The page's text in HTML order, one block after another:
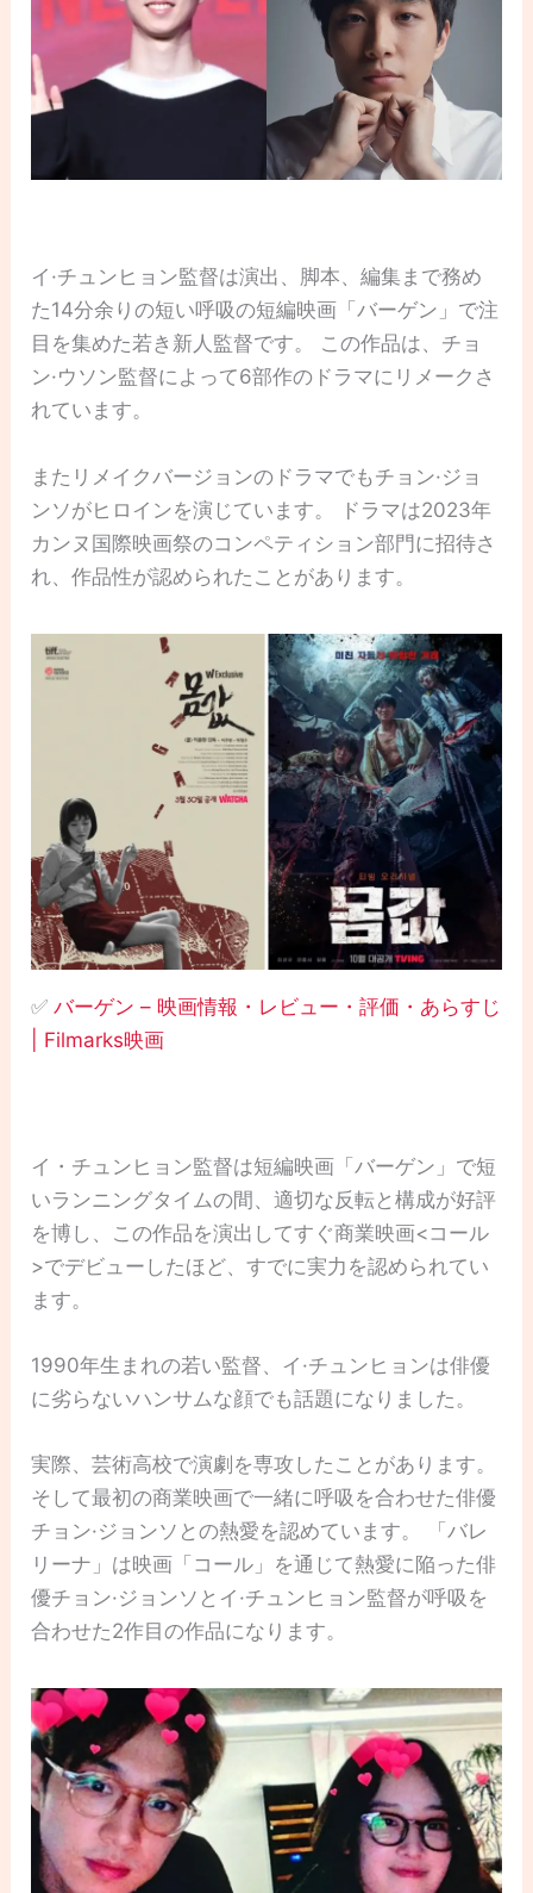
イ·チュンヒョン監督は演出、脚本、編集まで務め
た14分余りの短い呼吸の短編映画「バーゲン」で注
目を集めた若き新人監督です。 この作品は、チョ
ン·ウソン監督によって6部作のドラマにリメークさ
れています。
またリメイクバージョンのドラマでもチョン·ジョ
ンソがヒロインを演じています。 ドラマは2023年
カンヌ国際映画祭のコンペティション部門に招待さ
れ、作品性が認められたことがあります。
✅バーゲン – 映画情報・レビュー・評価・あらすじ
| Filmarks映画
イ・チュンヒョン監督は短編映画「バーゲン」で短
いランニングタイムの間、適切な反転と構成が好評
を博し、この作品を演出してすぐ商業映画<コール
>でデビューしたほど、すでに実力を認められてい
ます。
1990年生まれの若い監督、イ·チュンヒョンは俳優
に劣らないハンサムな顔でも話題になりました。
実際、芸術高校で演劇を専攻したことがあります。
そして最初の商業映画で一緒に呼吸を合わせた俳優
チョン·ジョンソとの熱愛を認めています。 「バレ
リーナ」は映画「コール」を通じて熱愛に陥った俳
優チョン·ジョンソとイ·チュンヒョン監督が呼吸を
合わせた2作目の作品になります。